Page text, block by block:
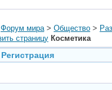
Форум мира > Общество >
Косметика
Регистрация